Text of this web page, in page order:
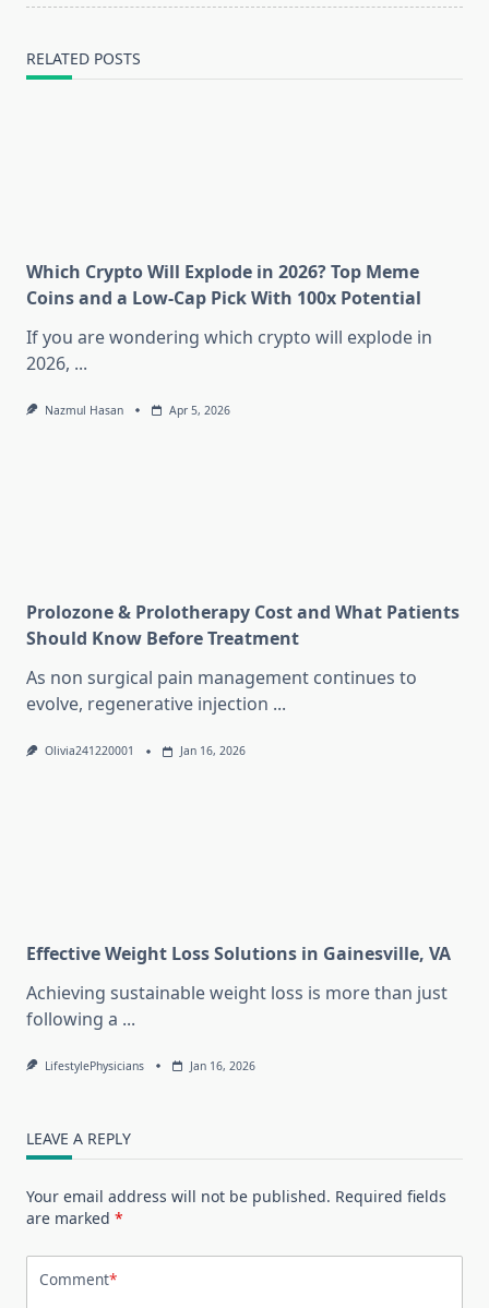
RELATED POSTS
Which Crypto Will Explode in 2026? Top Meme
Coins and a Low-Cap Pick With 100x Potential
If you are wondering which crypto will explode in
2026, ...
Nazmul Hasan Apr 5, 2026
Prolozone & Prolotherapy Cost and What Patients
Should Know Before Treatment
As non surgical pain management continues to
evolve, regenerative injection ...
Olivia241220001 Jan 16, 2026
Effective Weight Loss Solutions in Gainesville, VA
Achieving sustainable weight loss is more than just
following a ...
LifestylePhysicians Jan 16, 2026
LEAVE A REPLY
Your email address will not be published. Required fields
are marked *
Comment*